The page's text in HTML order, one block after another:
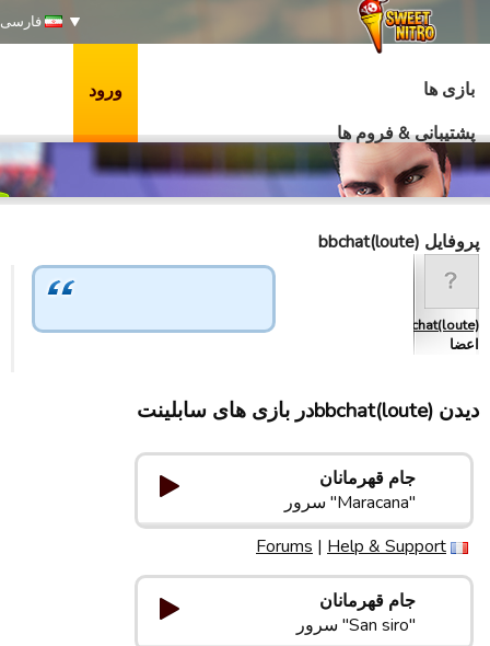
فارسی
بازی ها
پشتیبانی & فروم ها
ورود
پروفایل bbchat(loute)
bbchat(loute)
اعضا
دیدن bbchat(loute)در بازی های سابلینت
جام قهرمانان
"Maracana" سرور
Forums | Help & Support
جام قهرمانان
"San siro" سرور